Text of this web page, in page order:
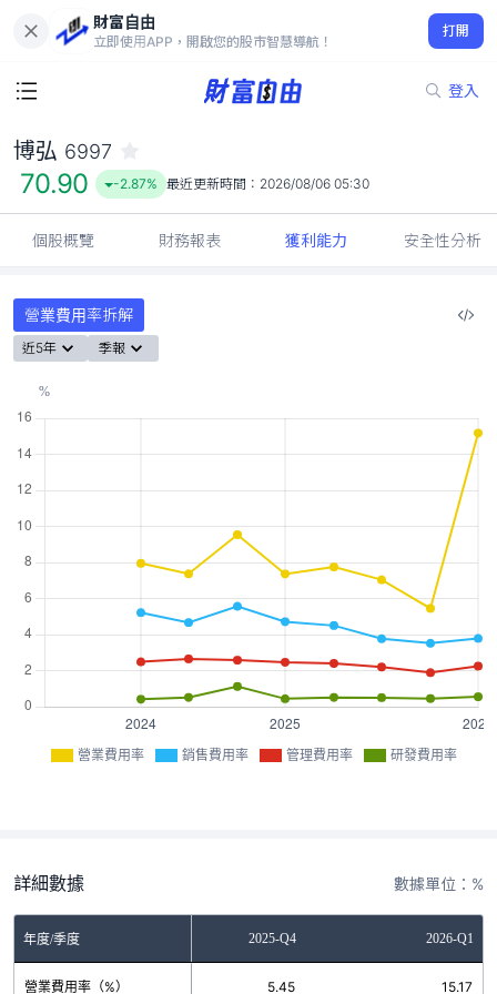
財富自由
立即使用APP，開啟您的股市智慧導航！
打開
登入
70.90
-2.87%
博弘 6997
70.90 -2.87% 最近更新時間： 2026/08/06 05:30
個股概覽 財務報表 獲利能力 安全性分析
營業費用率拆解
近5年 季報
營業費用率 銷售費用率 管理費用率 研發費用率
詳細數據 數據單位：%
年度/季度2025-Q3 2025-Q4 2026-Q1
營業費用率（%）
7.04 5.45 15.17